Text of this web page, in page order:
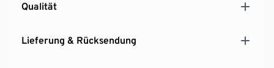
Qualität
Lieferung & Rücksendung